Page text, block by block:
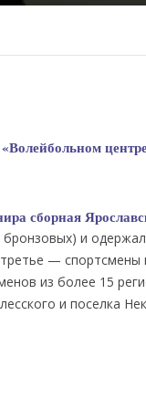
сборная
бронзовых) и
— спортсмены
из более 15
и поселка